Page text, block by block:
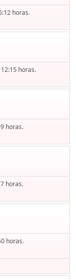
horas.
horas.
horas.
horas.
horas.